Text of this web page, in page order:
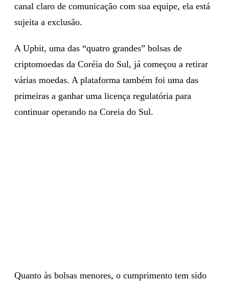
canal claro de comunicação com sua equipe, ela está
sujeita a exclusão.
A Upbit, uma das “quatro grandes” bolsas de
criptomoedas da Coréia do Sul, já começou a retirar
várias moedas. A plataforma também foi uma das
primeiras a ganhar uma licença regulatória para
continuar operando na Coreia do Sul.
Quanto às bolsas menores, o cumprimento tem sido